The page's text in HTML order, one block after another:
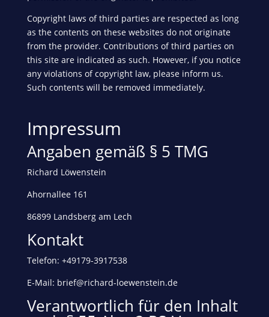
Copyright laws of third parties are respected as long
as the contents on these websites do not originate
from the provider. Contributions of third parties on
this site are indicated as such. However, if you notice
any violations of copyright law, please inform us.
Such contents will be removed immediately.
Impressum
Angaben gemäß § 5 TMG
Richard Löwenstein
Ahornallee 161
86899 Landsberg am Lech
Kontakt
Telefon: +49179-3917538
E-Mail: brief@richard-loewenstein.de
Verantwortlich für den Inhalt